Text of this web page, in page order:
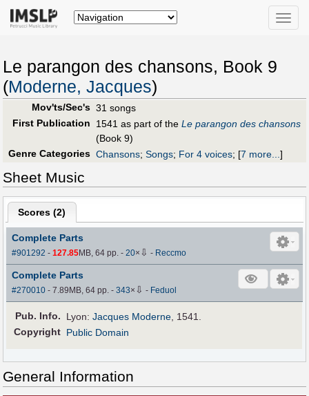
Toggle
Le parangon des chansons, Book 9
(Moderne, Jacques)
Mov'ts/Sec's 31 songs
First Publication
1541 as part of the Le parangon des chansons
(Book 9)
Genre Categories Chansons; Songs; For 4 voices; [7 more...]
Sheet Music
Scores (2)
Complete Parts
#901292 -127.85MB, 64 pp.-20× ⇩ - Reccmo
Complete Parts
#270010 - 7.89MB, 64 pp.-343× ⇩ - Feduol
Pub. Info. Lyon:Jacques Moderne, 1541.
Copyright Public Domain
General Information